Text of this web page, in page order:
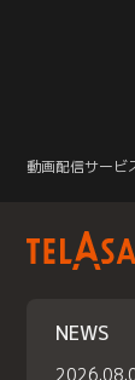
動画配信サービ
NEWS